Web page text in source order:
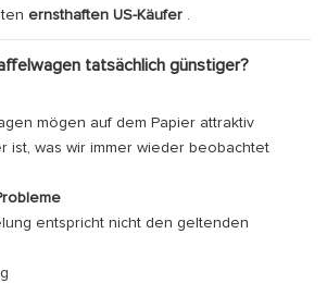
ernsthaften US-Käufer .
tatsächlich günstiger?
mögen auf dem Papier attraktiv
ist, was wir immer wieder beobachtet
entspricht nicht den geltenden